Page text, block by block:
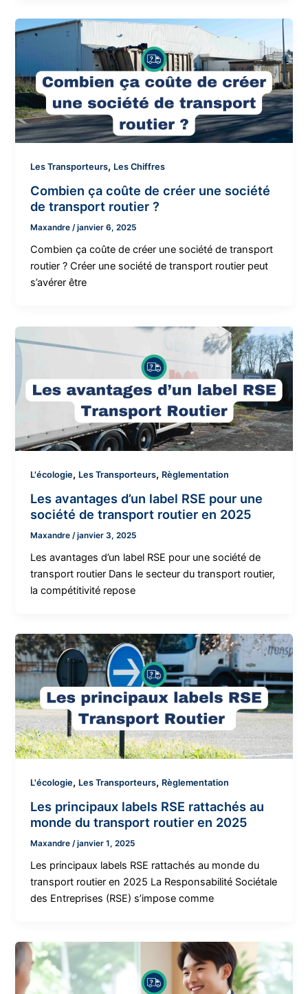
Les Transporteurs, Les Chiffres
Combien ça coûte de créer une société
de transport routier ?
Maxandre /janvier 6, 2025
Combien ça coûte de créer une société de transport
routier ? Créer une société de transport routier peut
s’avérer être
L'écologie, Les Transporteurs, Règlementation
Les avantages d’un label RSE pour une
société de transport routier en 2025
Maxandre /janvier 3, 2025
Les avantages d’un label RSE pour une société de
transport routier Dans le secteur du transport routier,
la compétitivité repose
L'écologie, Les Transporteurs, Règlementation
Les principaux labels RSE rattachés au
monde du transport routier en 2025
Maxandre /janvier 1, 2025
Les principaux labels RSE rattachés au monde du
transport routier en 2025 La Responsabilité Sociétale
des Entreprises (RSE) s’impose comme